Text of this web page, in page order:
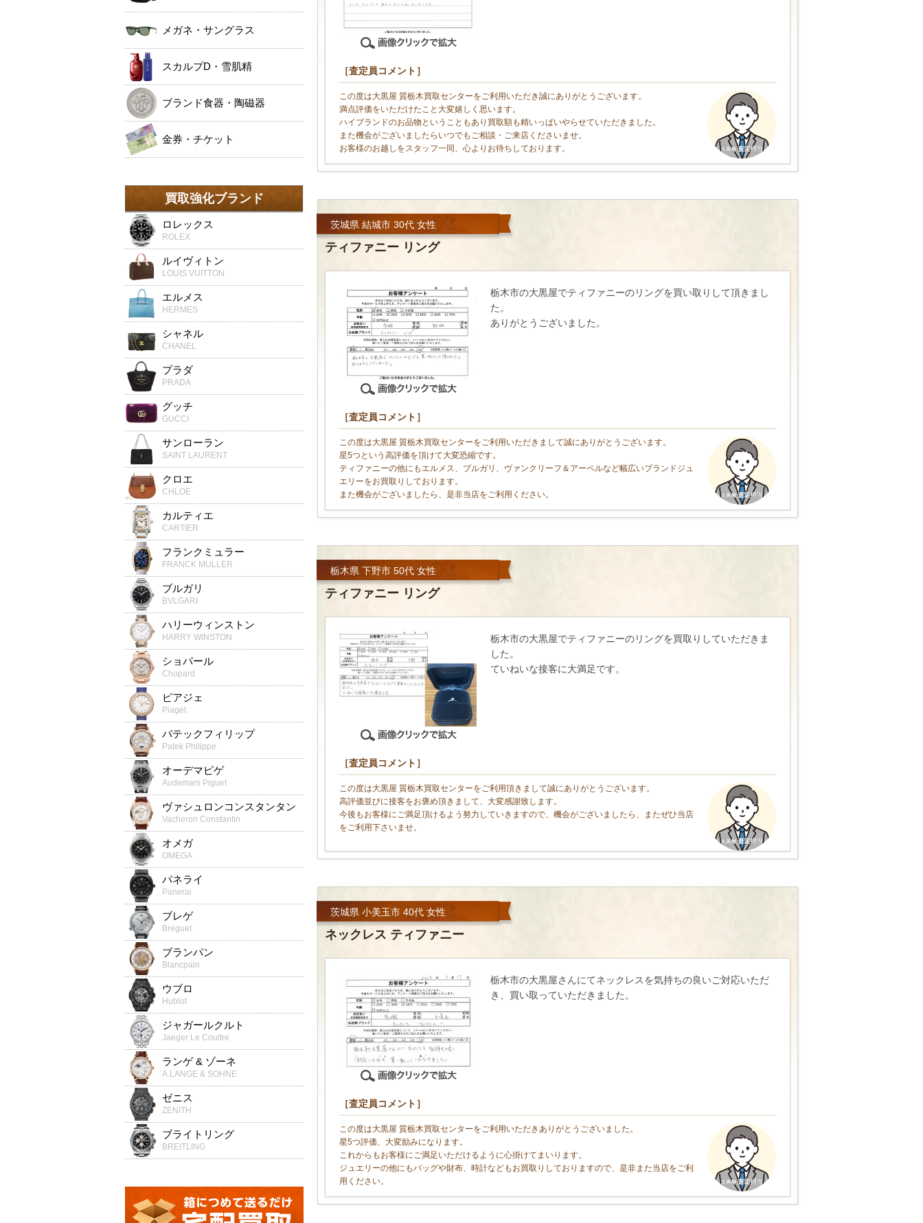
［査定員コメント］
この度は大黒屋 質栃木買取センターをご利用いただき誠にありがとうございます。
満点評価をいただけたこと大変嬉しく思います。
ハイブランドのお品物ということもあり買取額も精いっぱいやらせていただきました。
また機会がございましたらいつでもご相談・ご来店くださいませ。
お客様のお越しをスタッフ一同、心よりお待ちしております。
茨城県 結城市 30代 女性
ティファニー リング
栃木市の大黒屋でティファニーのリングを買い取りして頂きまし
た。
ありがとうございました。
［査定員コメント］
この度は大黒屋 質栃木買取センターをご利用いただきまして誠にありがとうございます。
星5つという高評価を頂けて大変恐縮です。
ティファニーの他にもエルメス、ブルガリ、ヴァンクリーフ＆アーペルなど幅広いブランドジュ
エリーをお買取りしております。
また機会がございましたら、是非当店をご利用ください。
栃木県 下野市 50代 女性
ティファニー リング
栃木市の大黒屋でティファニーのリングを買取りしていただきま
した。
ていねいな接客に大満足です。
［査定員コメント］
この度は大黒屋 質栃木買取センターをご利用頂きまして誠にありがとうございます。
高評価並びに接客をお褒め頂きまして、大変感謝致します。
今後もお客様にご満足頂けるよう努力していきますので、機会がございましたら、またぜひ当店
をご利用下さいませ。
茨城県 小美玉市 40代 女性
ネックレス ティファニー
栃木市の大黒屋さんにてネックレスを気持ちの良いご対応いただ
き、買い取っていただきました。
［査定員コメント］
この度は大黒屋 質栃木買取センターをご利用いただきありがとうございました。
星5つ評価、大変励みになります。
これからもお客様にご満足いただけるように心掛けてまいります。
ジュエリーの他にもバッグや財布、時計などもお買取りしておりますので、是非また当店をご利
用ください。
メガネ・サングラス
スカルプD・雪肌精
ブランド食器・陶磁器
金券・チケット
買取強化ブランド
ロレックス
ROLEX
ルイヴィトン
LOUIS VUITTON
エルメス
HERMES
シャネル
CHANEL
プラダ
PRADA
グッチ
GUCCI
サンローラン
SAINT LAURENT
クロエ
CHLOE
カルティエ
CARTIER
フランクミュラー
FRANCK MULLER
ブルガリ
BVLGARI
ハリーウィンストン
HARRY WINSTON
ショパール
Chopard
ピアジェ
Piaget
パテックフィリップ
Patek Philippe
オーデマピゲ
Audemars Piguet
ヴァシュロンコンスタンタン
Vacheron Constantin
オメガ
OMEGA
パネライ
Panerai
ブレゲ
Breguet
ブランパン
Blancpain
ウブロ
Hublot
ジャガールクルト
Jaeger Le Coultre
ランゲ & ゾーネ
A.LANGE & SOHNE
ゼニス
ZENITH
ブライトリング
BREITLING